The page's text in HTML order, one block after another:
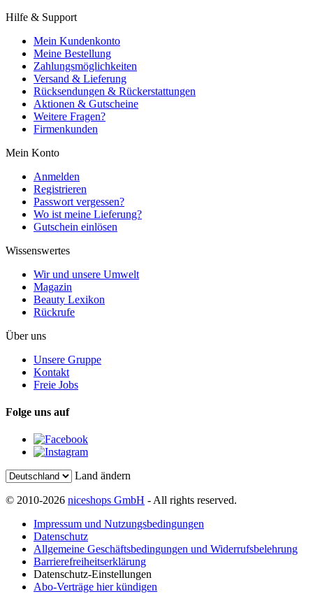
Hilfe & Support
Mein Kundenkonto
Meine Bestellung
Zahlungsmöglichkeiten
Versand & Lieferung
Rücksendungen & Rückerstattungen
Aktionen & Gutscheine
Weitere Fragen?
Firmenkunden
Mein Konto
Anmelden
Registrieren
Passwort vergessen?
Wo ist meine Lieferung?
Gutschein einlösen
Wissenswertes
Wir und unsere Umwelt
Magazin
Beauty Lexikon
Rückrufe
Über uns
Unsere Gruppe
Kontakt
Freie Jobs
Folge uns auf
Land ändern
© 2010-2026 niceshops GmbH - All rights reserved.
Impressum und Nutzungsbedingungen
Datenschutz
Allgemeine Geschäftsbedingungen und Widerrufsbelehrung
Barrierefreiheitserklärung
Datenschutz-Einstellungen
Abo-Verträge hier kündigen